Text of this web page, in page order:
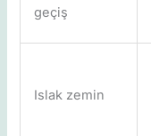
geçiş
Islak zemin